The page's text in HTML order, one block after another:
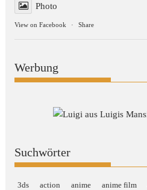
Photo
View on Facebook · Share
Werbung
Suchwörter
3ds action anime anime film